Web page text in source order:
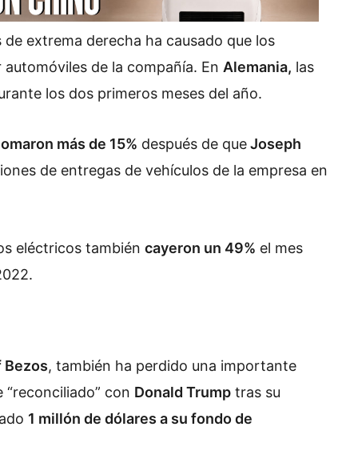
extrema derecha ha causado que los
de la compañía. En Alemania, las
los dos primeros meses del año.
más de 15% después de queJoseph
de entregas de vehículos de la empresa en
eléctricos también cayeron un 49% el mes
Bezos, también ha perdido una importante
con Donald Trump tras su
1 millón de dólares a su fondo de